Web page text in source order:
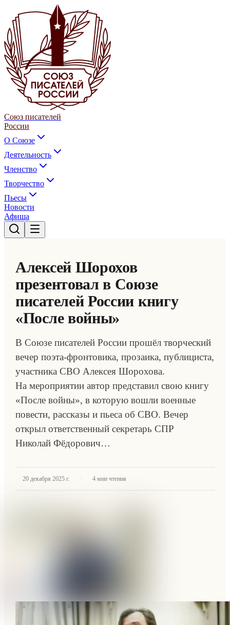
Союз писателей
России
О Союзе
Деятельность
Членство
Творчество
Пьесы
Новости
Афиша
Алексей Шорохов
презентовал в Союзе
писателей России книгу
«После войны»
В Союзе писателей России прошёл творческий
вечер поэта-фронтовика, прозаика, публициста,
участника СВО Алексея Шорохова.
На мероприятии автор представил свою книгу
«После войны», в которую вошли военные
повести, рассказы и пьеса об СВО. Вечер
открыл ответственный секретарь СПР
Николай Фёдорович…
20 декабря 2025 г. · 4 мин чтения